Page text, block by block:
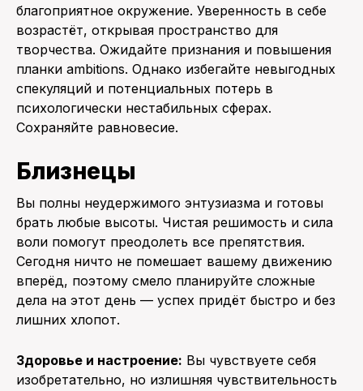
благоприятное окружение. Уверенность в себе
возрастёт, открывая пространство для
творчества. Ожидайте признания и повышения
планки ambitions. Однако избегайте невыгодных
спекуляций и потенциальных потерь в
психологически нестабильных сферах.
Сохраняйте равновесие.
Близнецы
Вы полны неудержимого энтузиазма и готовы
брать любые высоты. Чистая решимость и сила
воли помогут преодолеть все препятствия.
Сегодня ничто не помешает вашему движению
вперёд, поэтому смело планируйте сложные
дела на этот день — успех придёт быстро и без
лишних хлопот.
Здоровье и настроение: Вы чувствуете себя
изобретательно, но излишняя чувствительность